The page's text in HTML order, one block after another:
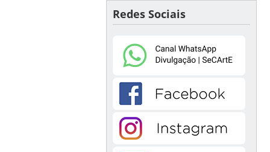
Redes Sociais